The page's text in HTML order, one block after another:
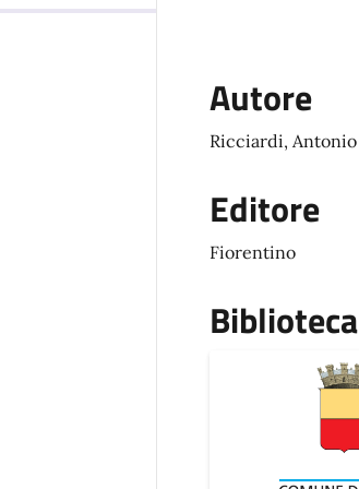
Autore
Ricciardi, Antonio
Editore
Fiorentino
Biblioteca